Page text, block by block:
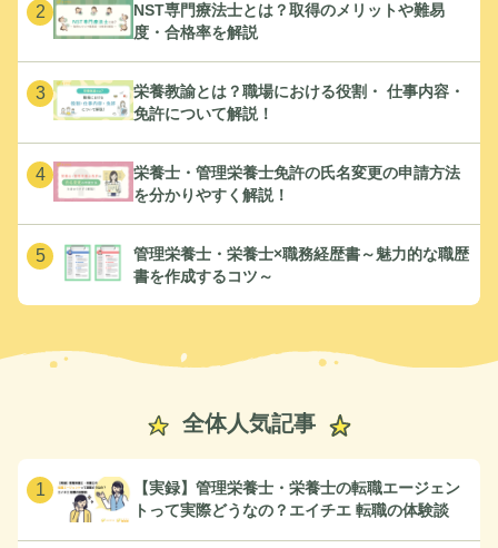
2
NST専門療法士とは？取得のメリットや難易
度・合格率を解説
3
栄養教諭とは？職場における役割・ 仕事内容・
免許について解説！
4
栄養士・管理栄養士免許の氏名変更の申請方法
を分かりやすく解説！
5
管理栄養士・栄養士×職務経歴書～魅力的な職歴
書を作成するコツ～
全体人気記事
1
【実録】管理栄養士・栄養士の転職エージェン
トって実際どうなの？エイチエ 転職の体験談